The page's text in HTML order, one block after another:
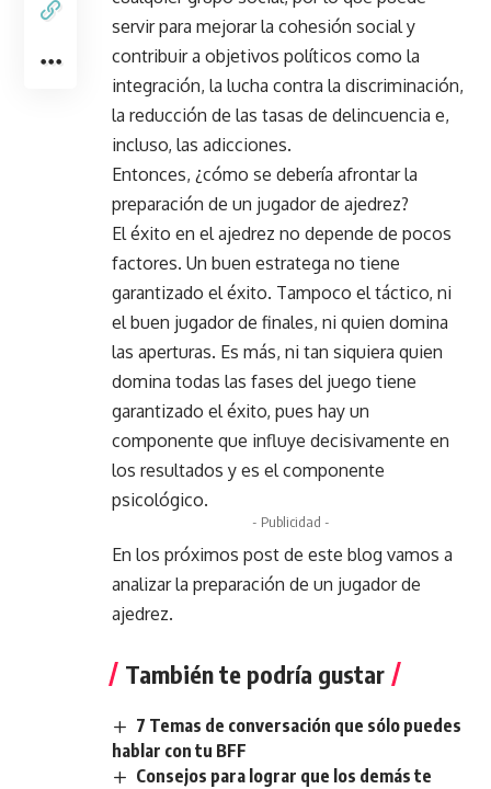
servir para mejorar la cohesión social y
contribuir a objetivos políticos como la
integración, la lucha contra la discriminación,
la reducción de las tasas de delincuencia e,
incluso, las adicciones.
Entonces, ¿cómo se debería afrontar la
preparación de un jugador de ajedrez?
El éxito en el ajedrez no depende de pocos
factores. Un buen estratega no tiene
garantizado el éxito. Tampoco el táctico, ni
el buen jugador de finales, ni quien domina
las aperturas. Es más, ni tan siquiera quien
domina todas las fases del juego tiene
garantizado el éxito, pues hay un
componente que influye decisivamente en
los resultados y es el componente
psicológico.
- Publicidad -
En los próximos post de este blog vamos a
analizar la preparación de un jugador de
ajedrez.
También te podría gustar
7 Temas de conversación que sólo puedes
hablar con tu BFF
Consejos para lograr que los demás te